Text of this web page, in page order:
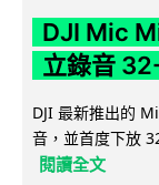
DJI Mic
立錄音
DJI 最新推出的
音，並首度下放
閱讀全文